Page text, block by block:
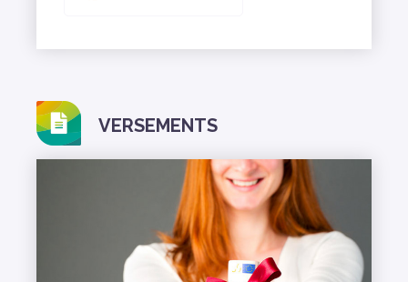
VERSEMENTS